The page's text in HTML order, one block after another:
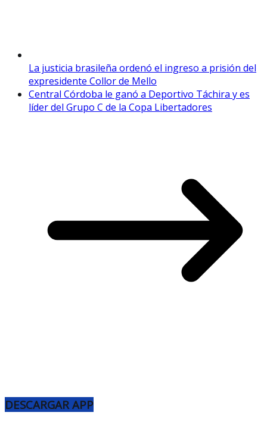
La justicia brasileña ordenó el ingreso a prisión del
expresidente Collor de Mello
Central Córdoba le ganó a Deportivo Táchira y es
líder del Grupo C de la Copa Libertadores
DESCARGAR APP